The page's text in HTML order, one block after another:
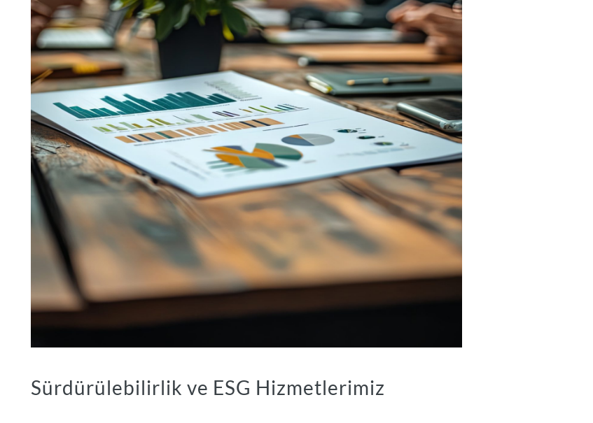
Sürdürülebilirlik ve ESG Hizmetlerimiz